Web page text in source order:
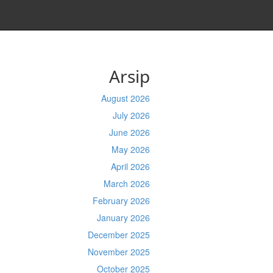
Arsip
August 2026
July 2026
June 2026
May 2026
April 2026
March 2026
February 2026
January 2026
December 2025
November 2025
October 2025